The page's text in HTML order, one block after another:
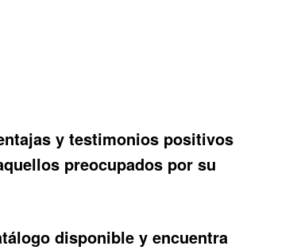
y testimonios positivos
preocupados por su
disponible y encuentra